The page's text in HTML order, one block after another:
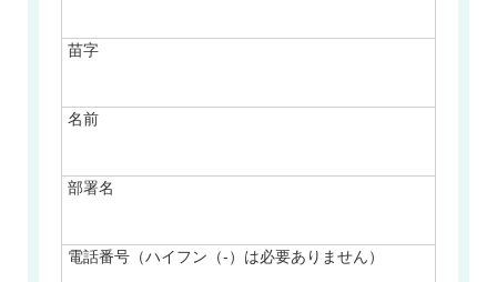
苗字
名前
部署名
電話番号（ハイフン（-）は必要ありません）